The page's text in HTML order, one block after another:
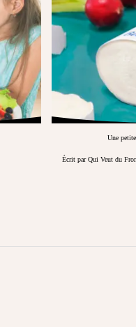
Une
Écrit par Qui Veut du